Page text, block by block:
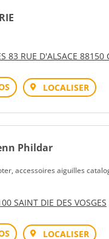
83 RUE D'ALSACE 88150
LOCALISER
Phildar
accessoires aiguilles
SAINT DIE DES VOSGES
LOCALISER